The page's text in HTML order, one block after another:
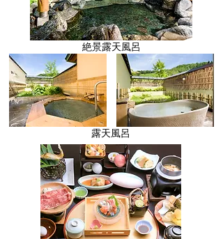
絶景露天風呂
露天風呂